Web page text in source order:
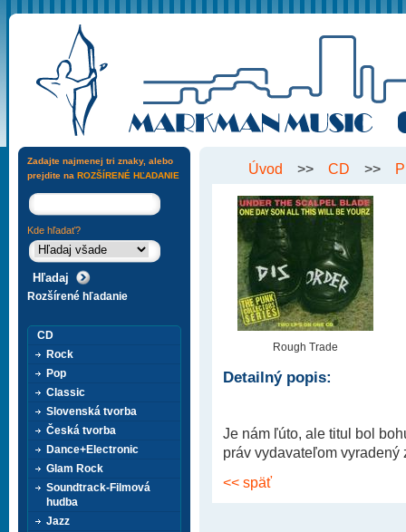
Úvod >> CD >>
Rough Trade
Detailný popis:
Je nám ľúto, ale titul bol
práv vydavateľom vyradený
<< späť
Zadajte najmenej tri znaky, alebo
prejdite na ROZŠÍRENÉ HĽADANIE
Kde hľadať?
Rozšírené hľadanie
CD
Rock
Pop
Classic
Slovenská tvorba
Česká tvorba
Dance+Electronic
Glam Rock
Soundtrack-Filmová
hudba
Jazz